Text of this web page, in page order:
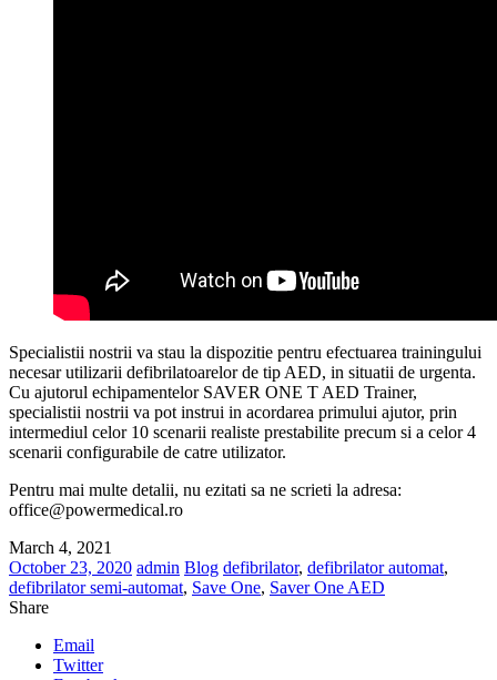
Specialistii nostrii va stau la dispozitie pentru efectuarea trainingului
necesar utilizarii defibrilatoarelor de tip AED, in situatii de urgenta.
Cu ajutorul echipamentelor SAVER ONE T AED Trainer,
specialistii nostrii va pot instrui in acordarea primului ajutor, prin
intermediul celor 10 scenarii realiste prestabilite precum si a celor 4
scenarii configurabile de catre utilizator.
Pentru mai multe detalii, nu ezitati sa ne scrieti la adresa:
office@powermedical.ro
March 4, 2021
October 23, 2020 admin Blog defibrilator, defibrilator automat,
defibrilator semi-automat, Save One, Saver One AED
Share
Email
Twitter